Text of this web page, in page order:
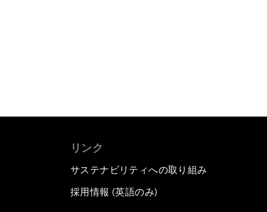
リンク
サステナビリティへの取り組み
採用情報 (英語のみ)